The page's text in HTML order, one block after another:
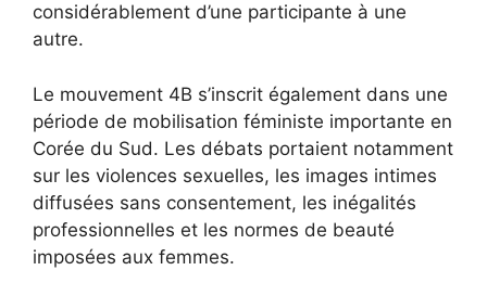
considérablement d’une participante à une
autre.
Le mouvement 4B s’inscrit également dans une
période de mobilisation féministe importante en
Corée du Sud. Les débats portaient notamment
sur les violences sexuelles, les images intimes
diffusées sans consentement, les inégalités
professionnelles et les normes de beauté
imposées aux femmes.